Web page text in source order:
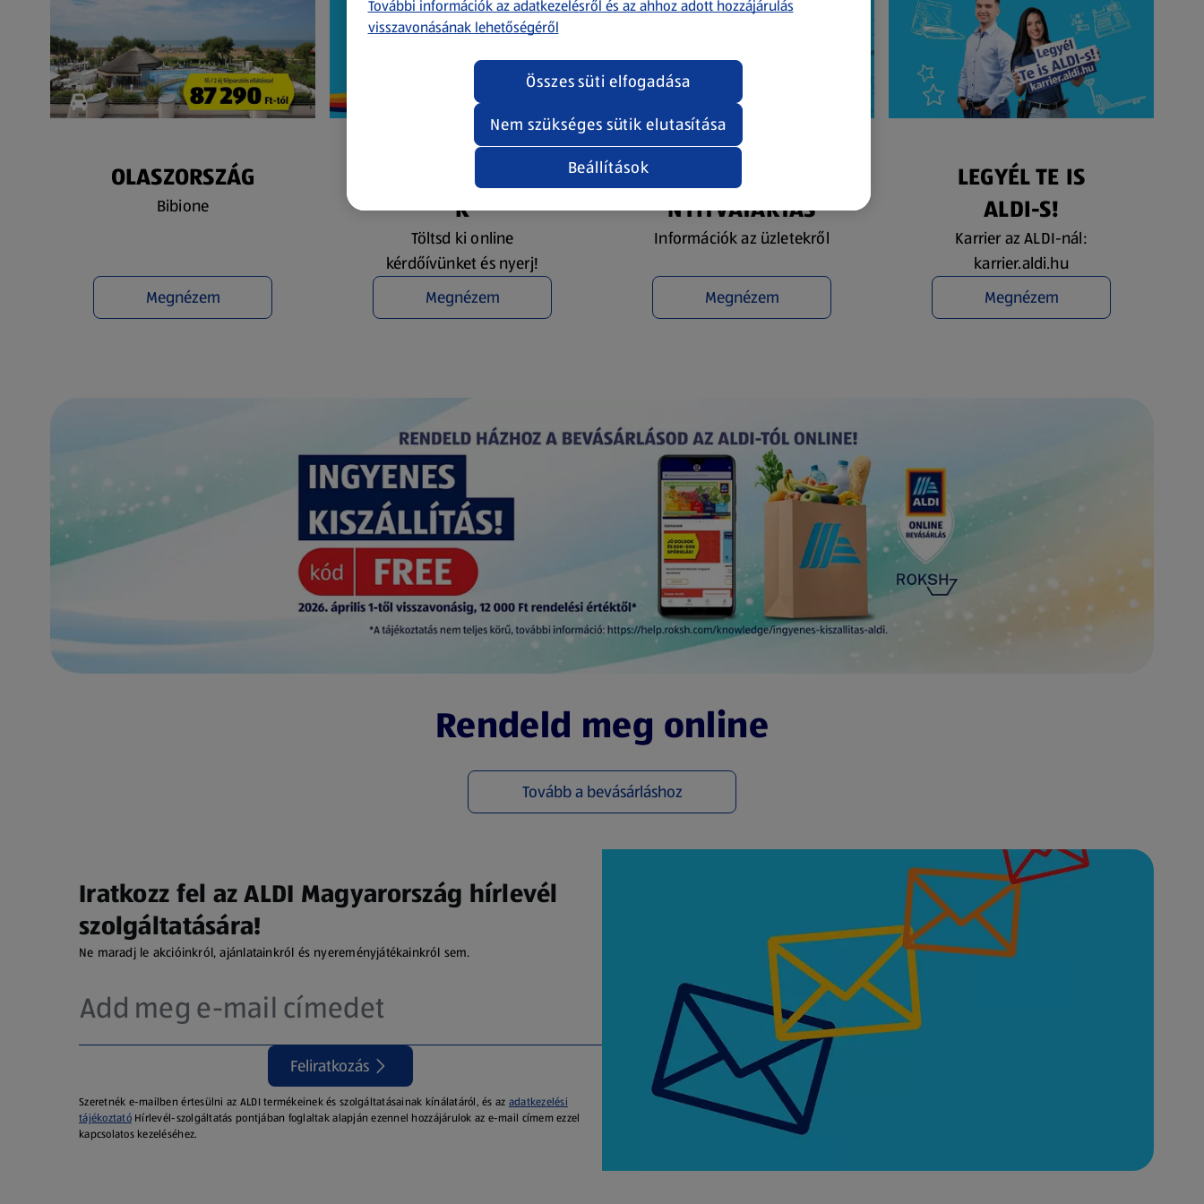
OLASZORSZÁG
Bibione
Megnézem
NYEREMÉNYJÁTÉ
K
Töltsd ki online
kérdőívünket és nyerj!
Megnézem
ÜZLETKERESŐ ÉS
NYITVATARTÁS
Információk az üzletekről
Megnézem
LEGYÉL TE IS
ALDI-S!
Karrier az ALDI-nál:
karrier.aldi.hu
Megnézem
(új oldalon nyílik meg)
Rendeld meg online
Tovább a bevásárláshoz
(új oldalon nyílik meg)
Iratkozz fel az ALDI Magyarország hírlevél
szolgáltatására!
Ne maradj le akcióinkról, ajánlatainkról és nyereményjátékainkról sem.
Feliratkozás
Szeretnék e-mailben értesülni az ALDI termékeinek és szolgáltatásainak kínálatáról, és az adatkezelési
tájékoztatóHírlevél-szolgáltatás pontjában foglaltak alapján ezennel hozzájárulok az e-mail címem ezzel
kapcsolatos kezeléséhez.
További információk az adatkezelésről és az ahhoz adott hozzájárulás
visszavonásának lehetőségéről
Beállítások
Nem szükséges sütik elutasítása
Összes süti elfogadása